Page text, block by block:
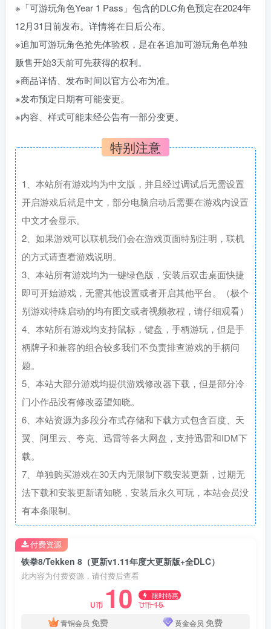
※「可游玩角色Year 1 Pass」包含的DLC角色预定在2024年
12月31日前发布。详情将在日后公布。
※追加可游玩角色抢先体验权，是在各追加可游玩角色单独
贩售开始3天前可先获得的权利。
※商品详情、发布时间以官方公布为准。
※发布预定日期有可能变更。
※内容、样式可能未经公告有一部分变更。
特别注意
1、本站所有游戏均为中文版，并且经过调试后无需设置
开启游戏后就是中文，部分电脑启动后需要在游戏内设置
中文才会显示。
2、如果游戏可以联机我们会在游戏页面特别注明，联机
的方式请查看游戏说明。
3、本站所有游戏均为一键绿色版，安装后双击桌面快捷
即可开始游戏，无需其他设置或者开启其他平台。（极个
别游戏特殊启动的均有图文或者视频教程，请仔细观看）
4、本站所有游戏均支持鼠标，键盘，手柄游玩，但是手
柄牌子和兼容的组合较多我们不负责排查游戏的手柄问
题。
5、本站大部分游戏均提供游戏修改器下载，但是部分冷
门小作品没有修改器望知晓。
6、本站资源为多段分布式存储和下载方式包含百度、天
翼、阿里云、夸克、迅雷等各大网盘，支持迅雷和IDM下
载。
7、单独购买游戏在30天内无限制下载安装更新，过期无
法下载和安装更新请知晓，安装后永久可玩，本站会员没
有本条限制。
铁拳8/Tekken 8（更新v1.11年度大更新版+全DLC）
此内容为付费资源，请付费后查看
U币 10 限时特惠
U币15
青铜会员 免费 黄金会员 免费
付费资源